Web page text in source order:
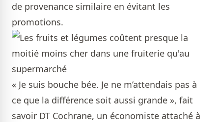
de provenance similaire en évitant les
promotions.
« Je suis bouche bée. Je ne m’attendais pas à
ce que la différence soit aussi grande », fait
savoir DT Cochrane, un économiste attaché à